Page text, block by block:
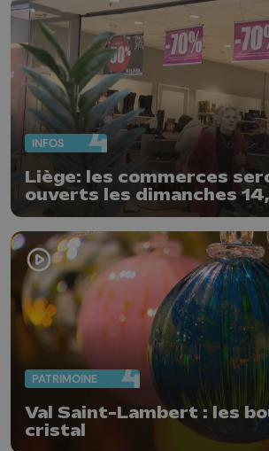
INFOS
Liège: les commerces
ouverts les dimanches
décembre et 4 janvier
PATRIMOINE
Val Saint-Lambert : les
cristal